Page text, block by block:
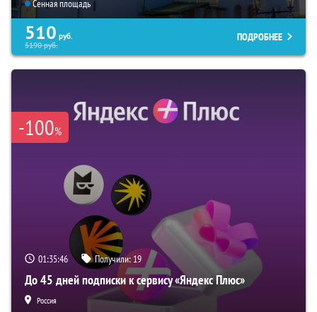
Сенная площадь
510 руб.
5190руб.
ПОДРОБНЕЕ
-100%
01:35:45 Получили: 19
До 45 дней подписки к сервису «Яндекс Плюс»
Россия